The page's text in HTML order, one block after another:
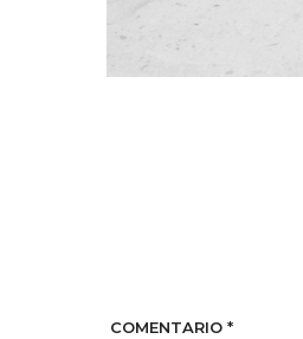
COMENTARIO *